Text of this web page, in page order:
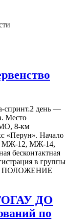
спринт.2 день —
Место
МО, 8-км
«Перун». Начало
МЖ-12, МЖ-14,
бесконтактная
в группы
ПОЛОЖЕНИЕ
ДО
по